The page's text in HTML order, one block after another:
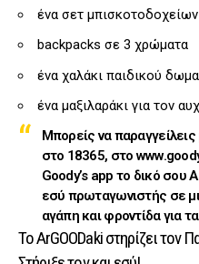
ένα σετ μπισκοτοδοχείων
backpacks σε 3 χρώματα
ένα χαλάκι παιδικού
ένα μαξιλαράκι για τον
Μπορείς να
στο 18365, στο
Goody’s app το δικό σου
εσύ πρωταγωνιστής σε
αγάπη και φροντίδα για
Το ArGOODaki στηρίζει τον